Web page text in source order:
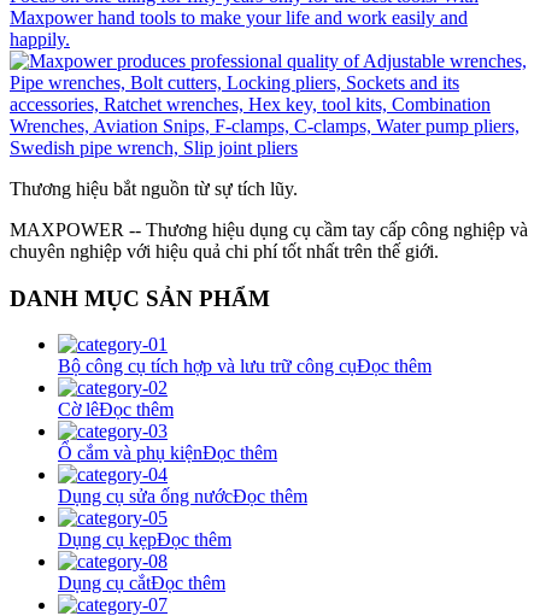
Thương hiệu bắt nguồn từ sự tích lũy.
MAXPOWER -- Thương hiệu dụng cụ cầm tay cấp công nghiệp và
chuyên nghiệp với hiệu quả chi phí tốt nhất trên thế giới.
DANH MỤC SẢN PHẨM
Bộ công cụ tích hợp và lưu trữ công cụĐọc thêm
Cờ lêĐọc thêm
Ổ cắm và phụ kiệnĐọc thêm
Dụng cụ sửa ống nướcĐọc thêm
Dụng cụ kẹpĐọc thêm
Dụng cụ cắtĐọc thêm